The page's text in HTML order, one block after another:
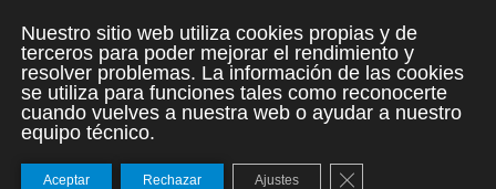
Nuestro sitio web utiliza cookies propias y de
terceros para poder mejorar el rendimiento y
resolver problemas. La información de las cookies
se utiliza para funciones tales como reconocerte
cuando vuelves a nuestra web o ayudar a nuestro
equipo técnico.
Aceptar Rechazar Ajustes Cerrar el banner de